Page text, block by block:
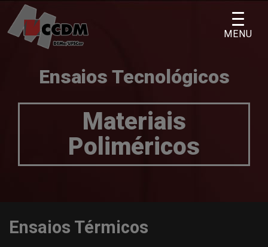
content
Ensaios Tecnológicos
Materiais
Poliméricos
Ensaios Térmicos
MENU